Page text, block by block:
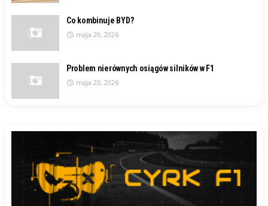
Co kombinuje BYD?
maja 29, 2026
Problem nierównych osiągów silników w F1
maja 23, 2026